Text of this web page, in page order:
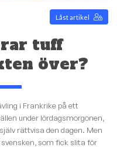
Låst artikel
tuff
över?
i Frankrike på ett
under lördagsmorgonen,
rättvisa den dagen. Men
som fick slita för